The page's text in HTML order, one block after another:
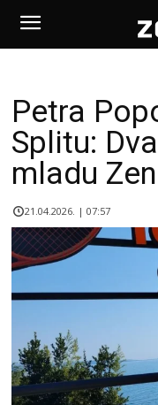
Petra
Splitu:
mladu
21.04.2026. | 07:57